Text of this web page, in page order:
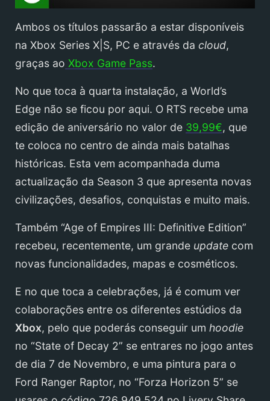
Ambos os títulos passarão a estar disponíveis
na Xbox Series X|S, PC e através da cloud,
graças ao Xbox Game Pass.
No que toca à quarta instalação, a World’s
Edge não se ficou por aqui. O RTS recebe uma
edição de aniversário no valor de 39,99€, que
te coloca no centro de ainda mais batalhas
históricas. Esta vem acompanhada duma
actualização da Season 3 que apresenta novas
civilizações, desafios, conquistas e muito mais.
Também “Age of Empires III: Definitive Edition”
recebeu, recentemente, um grande update com
novas funcionalidades, mapas e cosméticos.
E no que toca a celebrações, já é comum ver
colaborações entre os diferentes estúdios da
Xbox, pelo que poderás conseguir um hoodie
no “State of Decay 2” se entrares no jogo antes
de dia 7 de Novembro, e uma pintura para o
Ford Ranger Raptor, no “Forza Horizon 5” se